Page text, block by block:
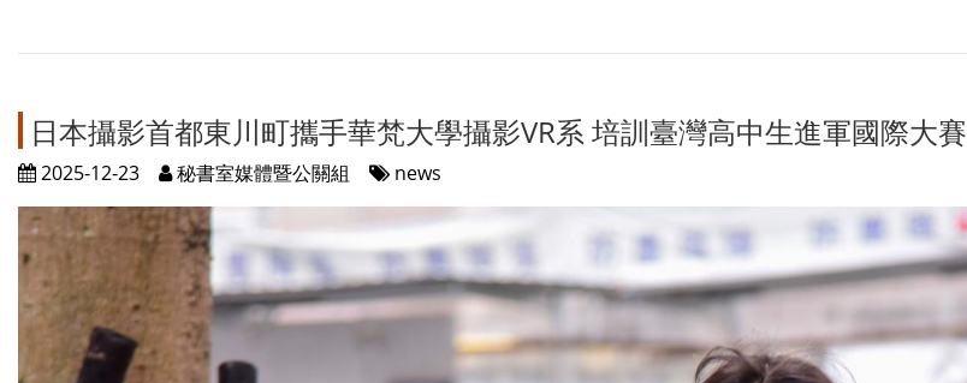
日本攝影首都東川町攜手華梵大學攝影VR系 培訓臺灣高中生進軍國際大賽
2025-12-23 秘書室媒體暨公關組 news